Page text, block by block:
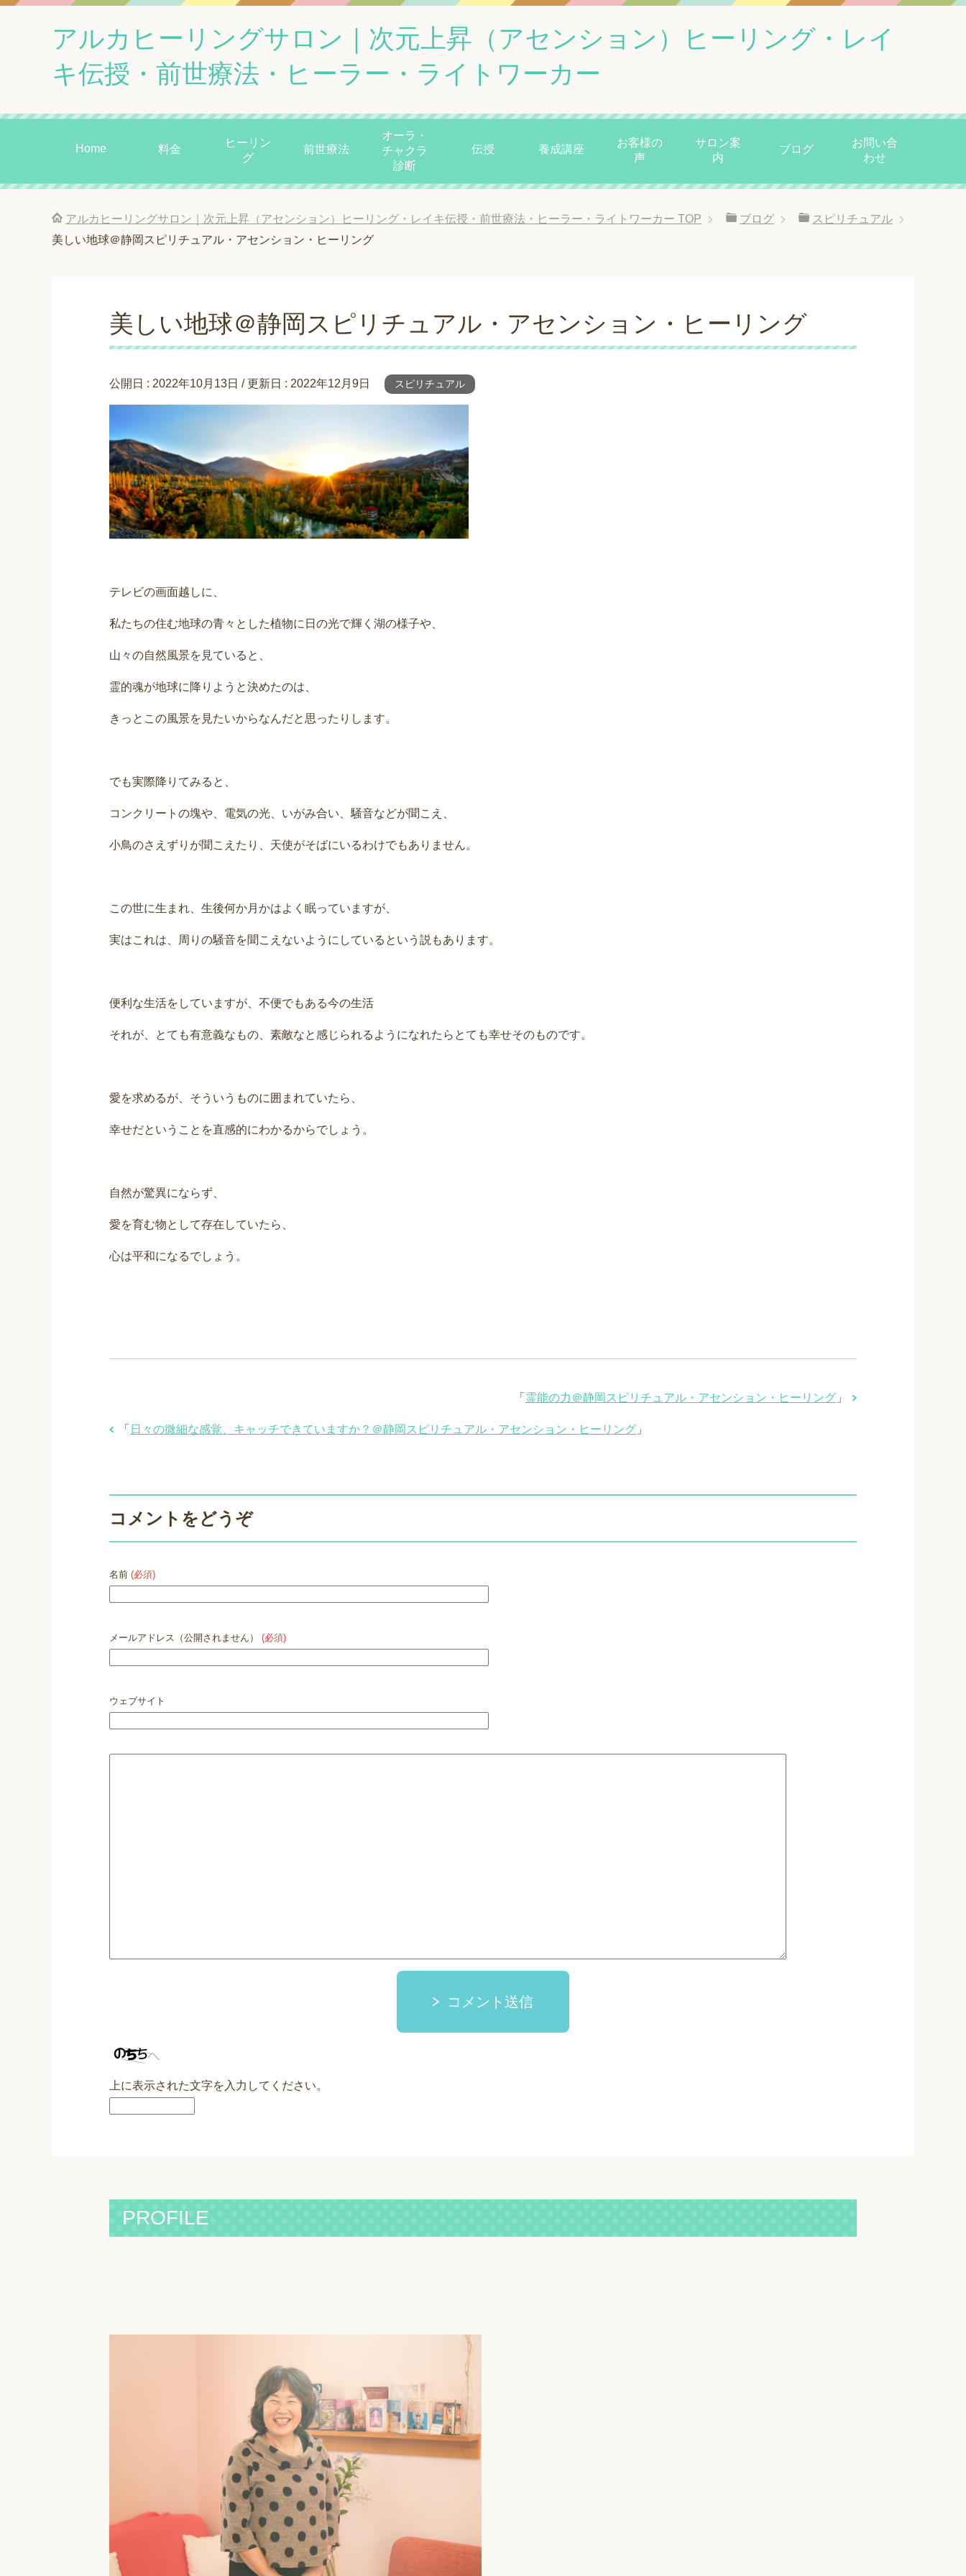
アルカヒーリングサロン｜次元上昇（アセンション）ヒーリング・レイ
キ伝授・前世療法・ヒーラー・ライトワーカー
Home 料金
ヒーリン
グ
前世療法
オーラ・
チャクラ
診断
伝授 養成講座
お客様の
声
サロン案
内
ブログ
お問い合
わせ
アルカヒーリングサロン｜次元上昇（アセンション）ヒーリング・レイキ伝授・前世療法・ヒーラー・ライトワーカー TOP ブログ
スピリチュアル
美しい地球＠静岡スピリチュアル・アセンション・ヒーリング
美しい地球＠静岡スピリチュアル・アセンション・ヒーリング
公開日 : 2022年10月13日 / 更新日 : 2022年12月9日 スピリチュアル
テレビの画面越しに、
私たちの住む地球の青々とした植物に日の光で輝く湖の様子や、
山々の自然風景を見ていると、
霊的魂が地球に降りようと決めたのは、
きっとこの風景を見たいからなんだと思ったりします。
でも実際降りてみると、
コンクリートの塊や、電気の光、いがみ合い、騒音などが聞こえ、
小鳥のさえずりが聞こえたり、天使がそばにいるわけでもありません。
この世に生まれ、生後何か月かはよく眠っていますが、
実はこれは、周りの騒音を聞こえないようにしているという説もあります。
便利な生活をしていますが、不便でもある今の生活
それが、とても有意義なもの、素敵なと感じられるようになれたらとても幸せそのものです。
愛を求めるが、そういうものに囲まれていたら、
幸せだということを直感的にわかるからでしょう。
自然が驚異にならず、
愛を育む物として存在していたら、
心は平和になるでしょう。
「 霊能の力＠静岡スピリチュアル・アセンション・ヒーリング 」
「 日々の微細な感覚、キャッチできていますか？＠静岡スピリチュアル・アセンション・ヒーリング 」
コメントをどうぞ
名前 (必須)
メールアドレス（公開されません） (必須)
ウェブサイト
コメント送信
上に表示された文字を入力してください。
PROFILE